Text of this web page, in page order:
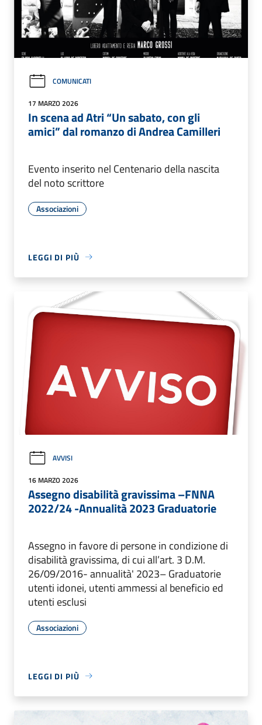
COMUNICATI
17 MARZO 2026
In scena ad Atri “Un sabato, con gli
amici” dal romanzo di Andrea Camilleri
Evento inserito nel Centenario della nascita
del noto scrittore
Associazioni
LEGGI DI PIÙ
AVVISI
16 MARZO 2026
Assegno disabilità gravissima –FNNA
2022/24 -Annualità 2023 Graduatorie
Assegno in favore di persone in condizione di
disabilità gravissima, di cui all’art. 3 D.M.
26/09/2016- annualità' 2023– Graduatorie
utenti idonei, utenti ammessi al beneficio ed
utenti esclusi
Associazioni
LEGGI DI PIÙ